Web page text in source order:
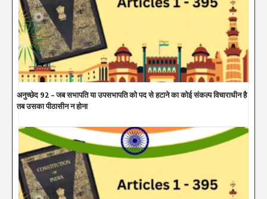
अनुच्छेद 92 – जब सभापति या उपसभापति को पद से हटाने का कोई संकल्प विचाराधीन है
तब उसका पीठासीन न होना